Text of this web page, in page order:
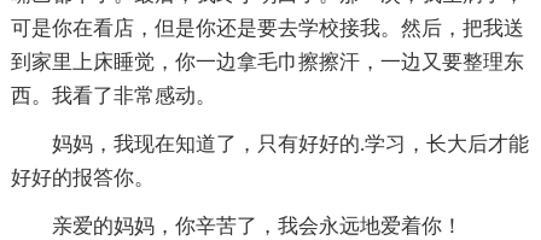
可是你在看店，但是你还是要去学校接我。然后，把我送
到家里上床睡觉，你一边拿毛巾擦擦汗，一边又要整理东
西。我看了非常感动。
妈妈，我现在知道了，只有好好的.学习，长大后才能
好好的报答你。
亲爱的妈妈，你辛苦了，我会永远地爱着你！